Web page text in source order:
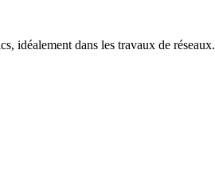
idéalement dans les travaux de réseaux.